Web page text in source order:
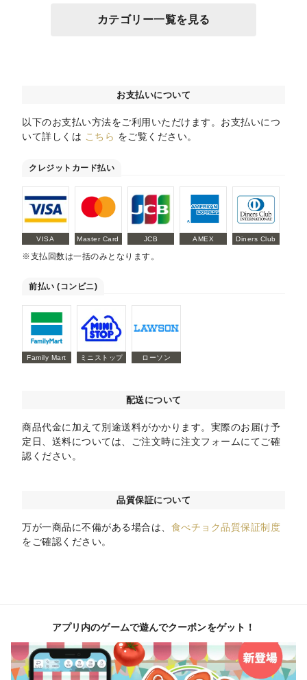
カテゴリー一覧を見る
お支払いについて
以下のお支払い方法をご利用いただけます。お支払いにつ
いて詳しくは こちら をご覧ください。
クレジットカード払い
VISA Master Card JCB AMEX Diners Club
※支払回数は一括のみとなります。
前払い (コンビニ)
Family Mart ミニストップ ローソン
配送について
商品代金に加えて別途送料がかかります。実際のお届け予
定日、送料については、ご注文時に注文フォームにてご確
認ください。
品質保証について
万が一商品に不備がある場合は、 食べチョク品質保証制度
をご確認ください。
アプリ内のゲームで遊んでクーポンをゲット！